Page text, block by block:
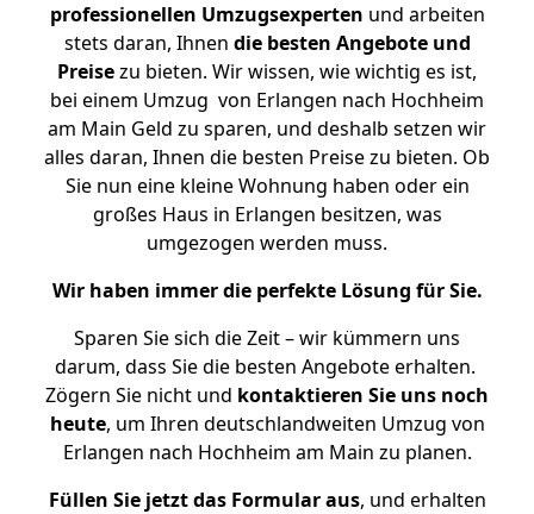
professionellen Umzugsexperten und arbeiten
stets daran, Ihnen die besten Angebote und
Preisezu bieten. Wir wissen, wie wichtig es ist,
bei einem Umzug von Erlangen nach Hochheim
am Main Geld zu sparen, und deshalb setzen wir
alles daran, Ihnen die besten Preise zu bieten. Ob
Sie nun eine kleine Wohnung haben oder ein
großes Haus in Erlangen besitzen, was
umgezogen werden muss.
Wir haben immer die perfekte Lösung für Sie.
Sparen Sie sich die Zeit – wir kümmern uns
darum, dass Sie die besten Angebote erhalten.
Zögern Sie nicht und kontaktieren Sie uns noch
heute, um Ihren deutschlandweiten Umzug von
Erlangen nach Hochheim am Main zu planen.
Füllen Sie jetzt das Formular aus, und erhalten